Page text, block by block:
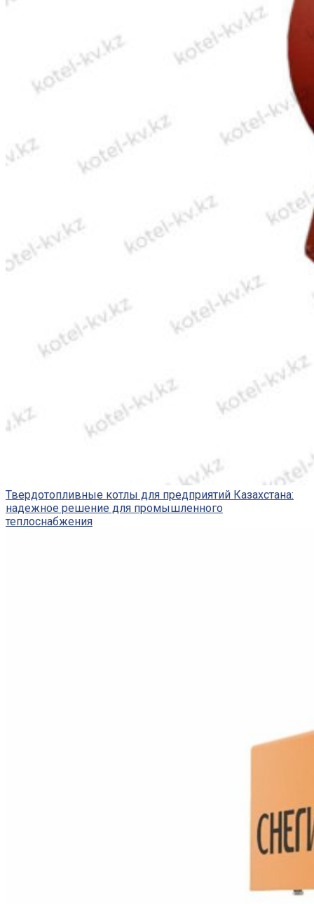
Твердотопливные котлы для предприятий Казахстана:
надежное решение для промышленного
теплоснабжения